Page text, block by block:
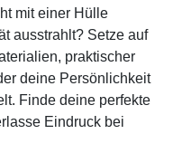
mit einer Hülle
ausstrahlt? Setze auf
praktischer
deine Persönlichkeit
Finde deine perfekte
Eindruck bei